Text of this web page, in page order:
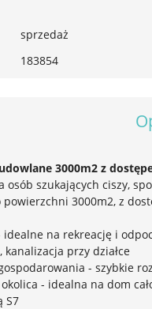
sprzedaż
183854
3000m2 z
osób szukających ciszy,
powierzchni 3000m2, z
idealne na rekreację i
przy działce
- szybkie
- idealna na dom
S7